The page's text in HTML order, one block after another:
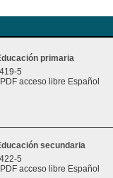
primaria
5
acceso libre Español
secundaria
5
acceso libre Español